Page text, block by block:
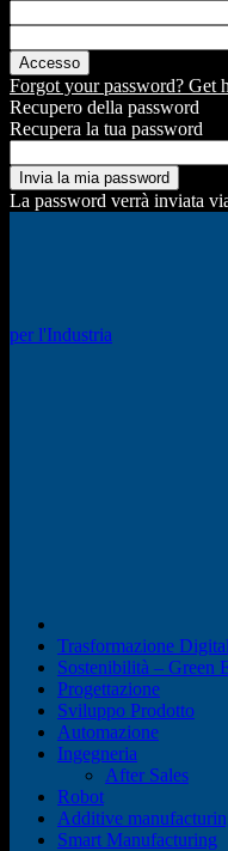
Forgot your password? Get
Recupero della password
Recupera la tua password
La password verrà inviata
per l'Industria
Trasformazione
Sostenibilità – Green
Progettazione
Sviluppo Prodotto
Automazione
Ingegneria
After Sales
Robot
Additive
Smart Manufacturing